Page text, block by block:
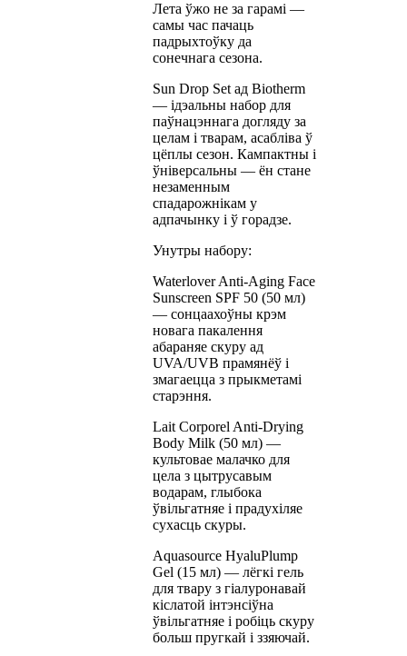
Лета ўжо не за гарамі —
самы час пачаць
падрыхтоўку да
сонечнага сезона.
Sun Drop Set ад Biotherm
— ідэальны набор для
паўнацэннага догляду за
целам і тварам, асабліва ў
цёплы сезон. Кампактны і
ўніверсальны — ён стане
незаменным
спадарожнікам у
адпачынку і ў горадзе.
Унутры набору:
Waterlover Anti-Aging Face
Sunscreen SPF 50 (50 мл)
— сонцаахоўны крэм
новага пакалення
абараняе скуру ад
UVA/UVB прамянёў і
змагаецца з прыкметамі
старэння.
Lait Corporel Anti-Drying
Body Milk (50 мл) —
культовае малачко для
цела з цытрусавым
водарам, глыбока
ўвільгатняе і прадухіляе
сухасць скуры.
Aquasource HyaluPlump
Gel (15 мл) — лёгкі гель
для твару з гіалуронавай
кіслатой інтэнсіўна
ўвільгатняе і робіць скуру
больш пругкай і ззяючай.